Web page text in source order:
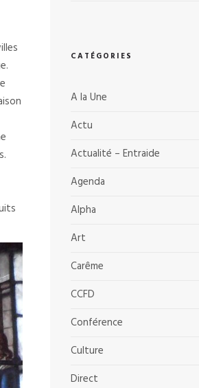
CATÉGORIES
A la Une
Actu
Actualité – Entraide
Agenda
Alpha
Art
Carême
CCFD
Conférence
Culture
Direct